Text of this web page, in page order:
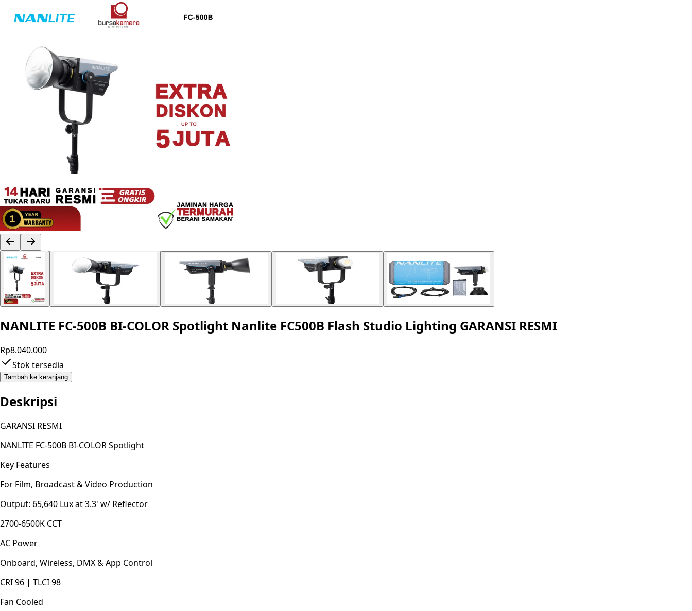
NANLITE FC-500B BI-COLOR Spotlight Nanlite FC500B Flash Studio Lighting GARANSI RESMI
Rp8.040.000
Stok tersedia
Tambah ke keranjang
Deskripsi
GARANSI RESMI
NANLITE FC-500B BI-COLOR Spotlight
Key Features
For Film, Broadcast & Video Production
Output: 65,640 Lux at 3.3' w/ Reflector
2700-6500K CCT
AC Power
Onboard, Wireless, DMX & App Control
CRI 96 | TLCI 98
Fan Cooled